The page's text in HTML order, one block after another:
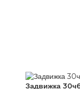
ВИД РАБОТ
Задвижка